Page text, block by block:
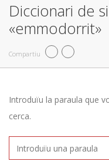
Diccionari de
«emmodorrit»
Compartiu
Introduïu la paraula que
cerca.